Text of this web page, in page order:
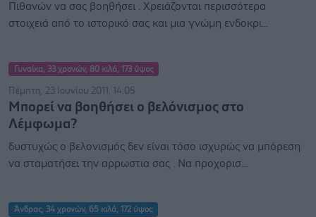
Πιθανών να σας βοηθήσει . Χρειάζονται περισσότερα
στοιχειά από το ιστορικό σας και μια γνώμη ενδοκρι...
Γυναίκα, 33 χρονών, 80 κιλά, 173 ύψος
Πέμπτη, 23 Ιουνίου 2011, 14:05
Μπορεί να βοηθήσει ο βελόνισμος στο
Λέμφωμα?
δυστυχώς ο βελονισμός δεν είναι τόσο ισχυρώς να μπόρεση
να σταματήσει την αρρωστια σας . Να προχορισ...
Άνδρας, 34 χρονών, 65 κιλά, 172 ύψος